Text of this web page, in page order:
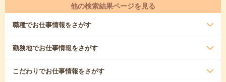
他の検索結果ページを見る
職種でお仕事情報をさがす
勤務地でお仕事情報をさがす
こだわりでお仕事情報をさがす